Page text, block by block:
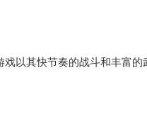
以其快节奏的战斗和丰富的